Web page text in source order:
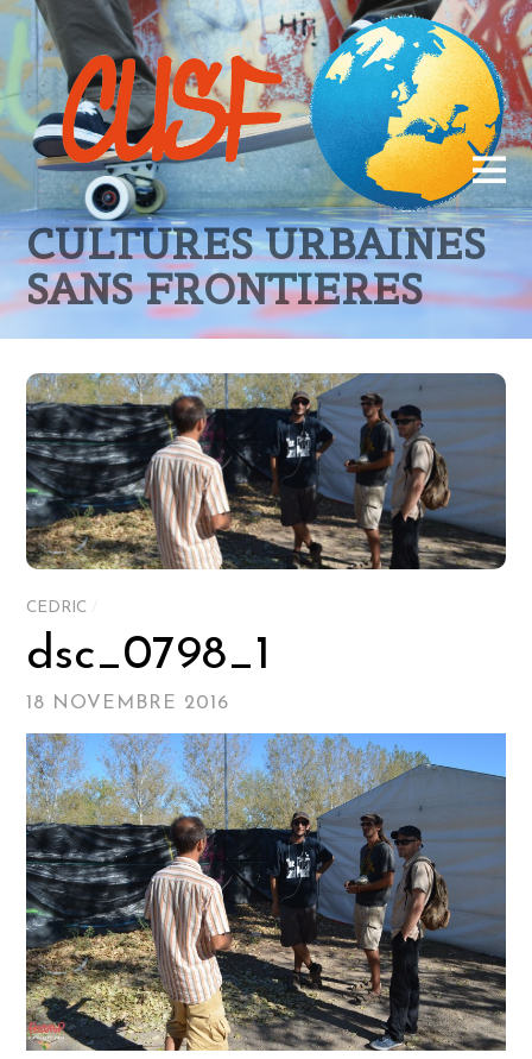
CULTURES URBAINES
SANS FRONTIERES
CEDRIC
dsc_0798_1
18 NOVEMBRE 2016